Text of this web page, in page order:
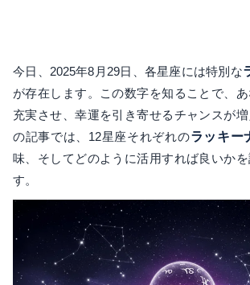
今日、2025年8月29日、各星座には特別な
が存在します。この数字を知ることで、
充実させ、幸運を引き寄せるチャンスが
の記事では、12星座それぞれのラッキー
味、そしてどのように活用すれば良いか
す。